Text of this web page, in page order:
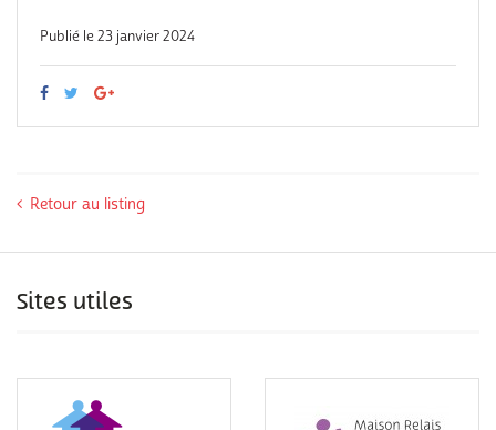
Publié le 23 janvier 2024
Retour au listing
Sites utiles